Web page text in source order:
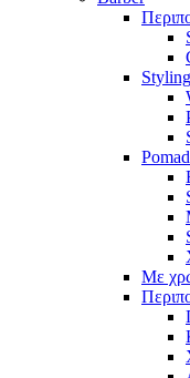
Styling
Με